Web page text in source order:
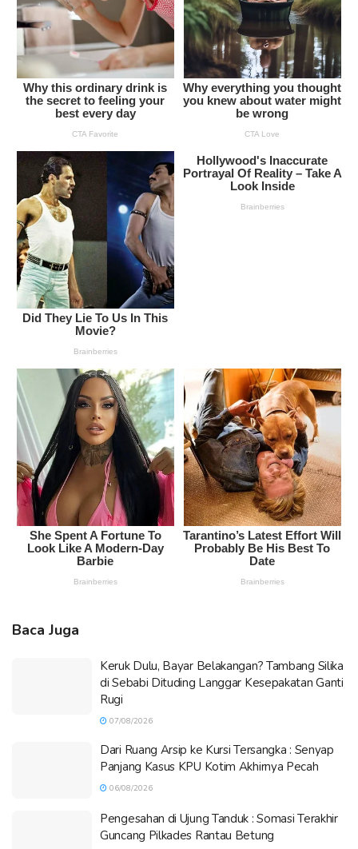
Baca Juga
Keruk Dulu, Bayar Belakangan? Tambang Silika
di Sebabi Dituding Langgar Kesepakatan Ganti
Rugi
07/08/2026
Dari Ruang Arsip ke Kursi Tersangka : Senyap
Panjang Kasus KPU Kotim Akhirnya Pecah
06/08/2026
Pengesahan di Ujung Tanduk : Somasi Terakhir
Guncang Pilkades Rantau Betung